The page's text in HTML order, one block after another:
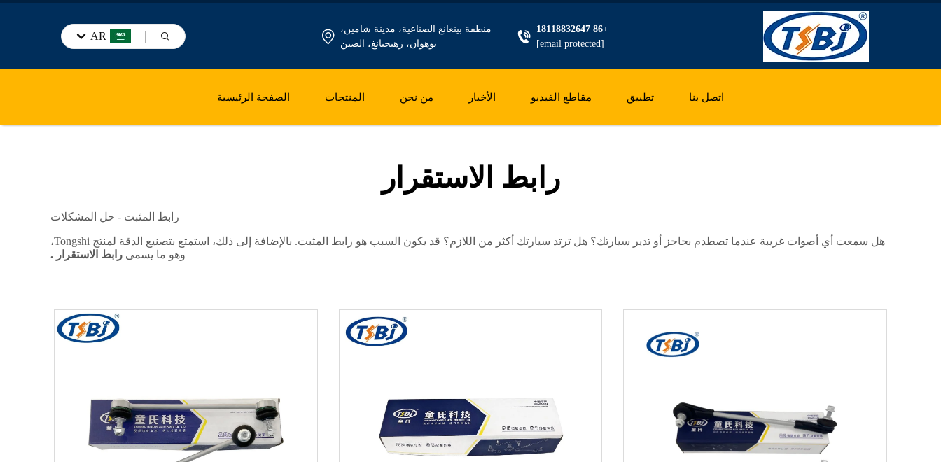
+86 18118832647
[email protected]
منطقة بينغانغ الصناعية، مدينة شامين،
يوهوان، زهيجيانغ، الصين
AR
الصفحة الرئيسية المنتجات من نحن الأخبار مقاطع الفيديو تطبيق اتصل بنا
رابط الاستقرار
رابط المثبت - حل المشكلات
هل سمعت أي أصوات غريبة عندما تصطدم بحاجز أو تدير سيارتك؟ هل ترتد سيارتك أكثر من اللازم؟ قد يكون السبب هو رابط المثبت. بالإضافة إلى ذلك، استمتع بتصنيع الدقة لمنتج Tongshi،
وهو ما يسمى رابط الاستقرار .